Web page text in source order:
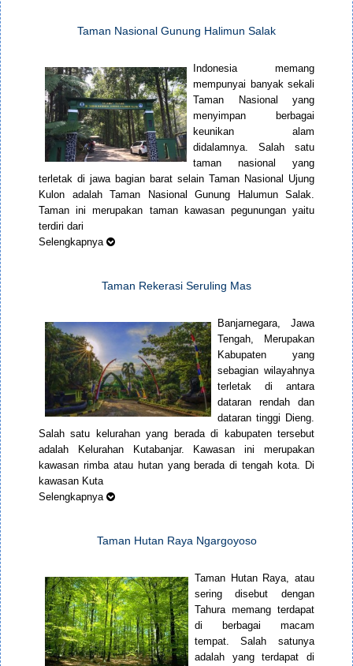
Taman Nasional Gunung Halimun Salak
Indonesia memang
mempunyai banyak sekali
Taman Nasional yang
menyimpan berbagai
keunikan alam
didalamnya. Salah satu
taman nasional yang
terletak di jawa bagian barat selain Taman Nasional Ujung
Kulon adalah Taman Nasional Gunung Halumun Salak.
Taman ini merupakan taman kawasan pegunungan yaitu
terdiri dari
Selengkapnya
Taman Rekerasi Seruling Mas
Banjarnegara, Jawa
Tengah, Merupakan
Kabupaten yang
sebagian wilayahnya
terletak di antara
dataran rendah dan
dataran tinggi Dieng.
Salah satu kelurahan yang berada di kabupaten tersebut
adalah Kelurahan Kutabanjar. Kawasan ini merupakan
kawasan rimba atau hutan yang berada di tengah kota. Di
kawasan Kuta
Selengkapnya
Taman Hutan Raya Ngargoyoso
Taman Hutan Raya, atau
sering disebut dengan
Tahura memang terdapat
di berbagai macam
tempat. Salah satunya
adalah yang terdapat di